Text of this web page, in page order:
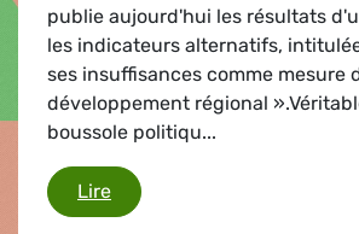
publie aujourd'hui les résultats
les indicateurs alternatifs,
ses insuffisances comme mesure
développement régional
boussole politiqu...
LireEtude sur le "PIB+"